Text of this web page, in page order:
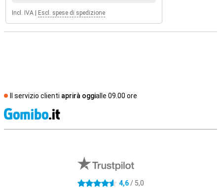
Incl. IVA Escl. spese di spedizione
Il servizio clienti aprirà oggialle 09.00 ore
4.6 stelle 4,6/ 5,0